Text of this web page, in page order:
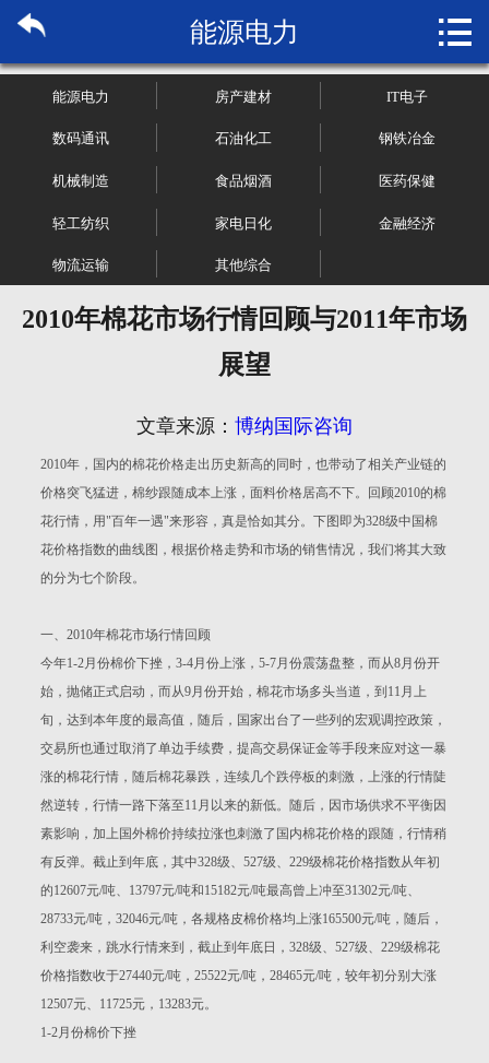
关于博纳
市场研究
管理咨询
行业报告
大数据
加入我们
能源电力 
能源电力 房产建材 IT电子
数码通讯 石油化工 钢铁冶金
机械制造 食品烟酒 医药保健
轻工纺织 家电日化 金融经济
物流运输 其他综合
2010年棉花市场行情回顾与2011年市场
展望
文章来源： 博纳国际咨询
2010年，国内的棉花价格走出历史新高的同时，也带动了相关产业链的
价格突飞猛进，棉纱跟随成本上涨，面料价格居高不下。回顾2010的棉
花行情，用"百年一遇"来形容，真是恰如其分。下图即为328级中国棉
花价格指数的曲线图，根据价格走势和市场的销售情况，我们将其大致
的分为七个阶段。
一、2010年棉花市场行情回顾
今年1-2月份棉价下挫，3-4月份上涨，5-7月份震荡盘整，而从8月份开
始，抛储正式启动，而从9月份开始，棉花市场多头当道，到11月上
旬，达到本年度的最高值，随后，国家出台了一些列的宏观调控政策，
交易所也通过取消了单边手续费，提高交易保证金等手段来应对这一暴
涨的棉花行情，随后棉花暴跌，连续几个跌停板的刺激，上涨的行情陡
然逆转，行情一路下落至11月以来的新低。随后，因市场供求不平衡因
素影响，加上国外棉价持续拉涨也刺激了国内棉花价格的跟随，行情稍
有反弹。截止到年底，其中328级、527级、229级棉花价格指数从年初
的12607元/吨、13797元/吨和15182元/吨最高曾上冲至31302元/吨、
28733元/吨，32046元/吨，各规格皮棉价格均上涨165500元/吨，随后，
利空袭来，跳水行情来到，截止到年底日，328级、527级、229级棉花
价格指数收于27440元/吨，25522元/吨，28465元/吨，较年初分别大涨
12507元、11725元，13283元。
1-2月份棉价下挫